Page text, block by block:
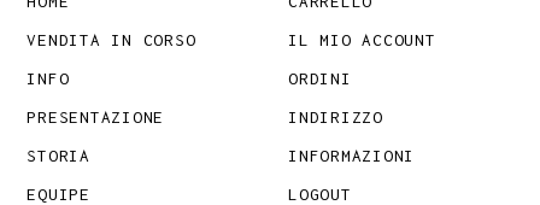
VENDITA IN CORSO
INFO
PRESENTAZIONE
STORIA
EQUIPE
IL MIO ACCOUNT
ORDINI
INDIRIZZO
INFORMAZIONI
LOGOUT